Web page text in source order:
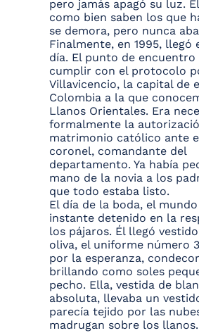
pero jamás apagó su luz.
como bien saben los que
se demora, pero nunca
Finalmente, en 1995, llegó
día. El punto de encuentro
cumplir con el protocolo
Villavicencio, la capital de
Colombia a la que
Llanos Orientales. Era
formalmente la
matrimonio católico ante
coronel, comandante del
departamento. Ya había
mano de la novia a los
que todo estaba listo.
El día de la boda, el
instante detenido en la
los pájaros. Él llegó
oliva, el uniforme número
por la esperanza,
brillando como soles
pecho. Ella, vestida de
absoluta, llevaba un
parecía tejido por las
madrugan sobre los llanos.